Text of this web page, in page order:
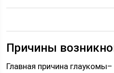
Причины
Главная причина глаукомы–